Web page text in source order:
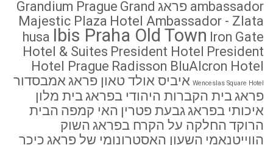
Hotel & Suites President HotelPresident
Hotel Prague Radisson BluAlcron Hotel
Wenceslas Square Hotel איביס אולד טאון פראגאמבסדור
פראגבית הקברות היהודי בפראג בית מלון
איכותי בפראגגבעת פטריןהאי קמפה הבית
הרוקד החלקה על הקרח בפראג השוק
הווייטנאמיהשעון האסטרונומי של פראגכיכר
סטרומצקהמגדל פטרין מוזיאון השוקולד
מוזיאון פרנץ קפקאמזרקה המזמרת
מלון